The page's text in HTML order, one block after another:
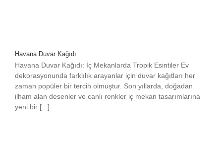
Havana Duvar Kağıdı
Havana Duvar Kağıdı: İç Mekanlarda Tropik Esintiler Ev
dekorasyonunda farklılık arayanlar için duvar kağıtları her
zaman popüler bir tercih olmuştur. Son yıllarda, doğadan
ilham alan desenler ve canlı renkler iç mekan tasarımlarına
yeni bir [...]